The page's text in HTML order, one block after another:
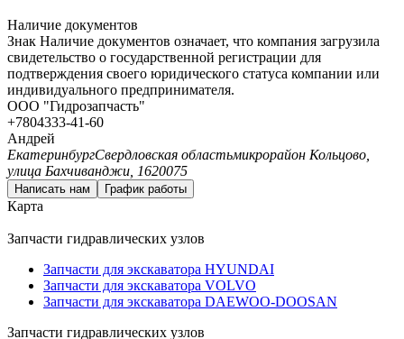
Наличие документов
Знак Наличие документов означает, что компания загрузила
свидетельство о государственной регистрации для
подтверждения своего юридического статуса компании или
индивидуального предпринимателя.
ООО "Гидрозапчасть"
+7804333-41-60
Андрей
ЕкатеринбургСвердловская областьмикрорайон Кольцово,
улица Бахчиванджи, 1620075
Написать нам График работы
Карта
Запчасти гидравлических узлов
Запчасти для экскаватора HYUNDAI
Запчасти для экскаватора VOLVO
Запчасти для экскаватора DAEWOO-DOOSAN
Запчасти гидравлических узлов